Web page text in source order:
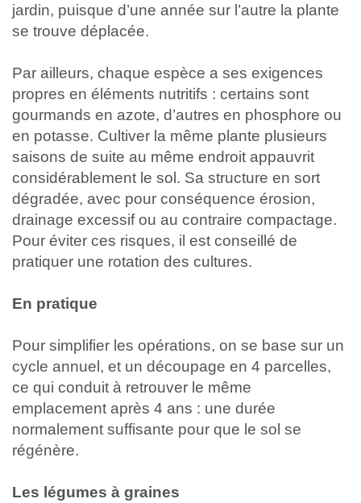
jardin, puisque d’une année sur l’autre la plante
se trouve déplacée.
Par ailleurs, chaque espèce a ses exigences
propres en éléments nutritifs : certains sont
gourmands en azote, d’autres en phosphore ou
en potasse. Cultiver la même plante plusieurs
saisons de suite au même endroit appauvrit
considérablement le sol. Sa structure en sort
dégradée, avec pour conséquence érosion,
drainage excessif ou au contraire compactage.
Pour éviter ces risques, il est conseillé de
pratiquer une rotation des cultures.
En pratique
Pour simplifier les opérations, on se base sur un
cycle annuel, et un découpage en 4 parcelles,
ce qui conduit à retrouver le même
emplacement après 4 ans : une durée
normalement suffisante pour que le sol se
régénère.
Les légumes à graines